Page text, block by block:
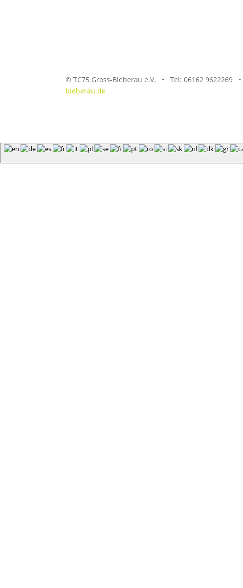
© TC75 Gross-Bieberau e.V. •Tel: 06162 9622269 •
bieberau.de